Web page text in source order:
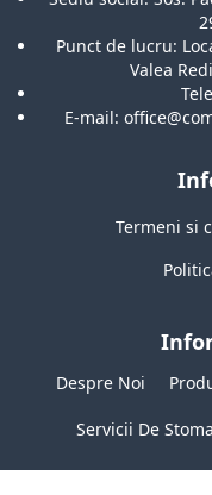
Punct de lucru:
Valea
E-mail:
Termeni si
Despre Noi
Servicii De